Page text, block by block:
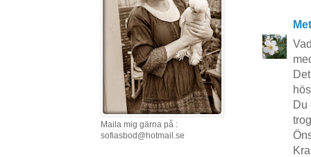
Du
Maila mig gärna på :
sofiasbod@hotmail.se